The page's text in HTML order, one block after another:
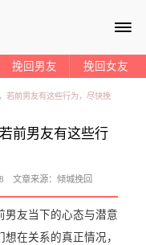
≡
挽回男友 挽回女友
若前男友有这些行为，尽快挽
前男友有这些行
文章来源： 倾城挽回
男友当下的心态与潜意
在关系的真正情况，